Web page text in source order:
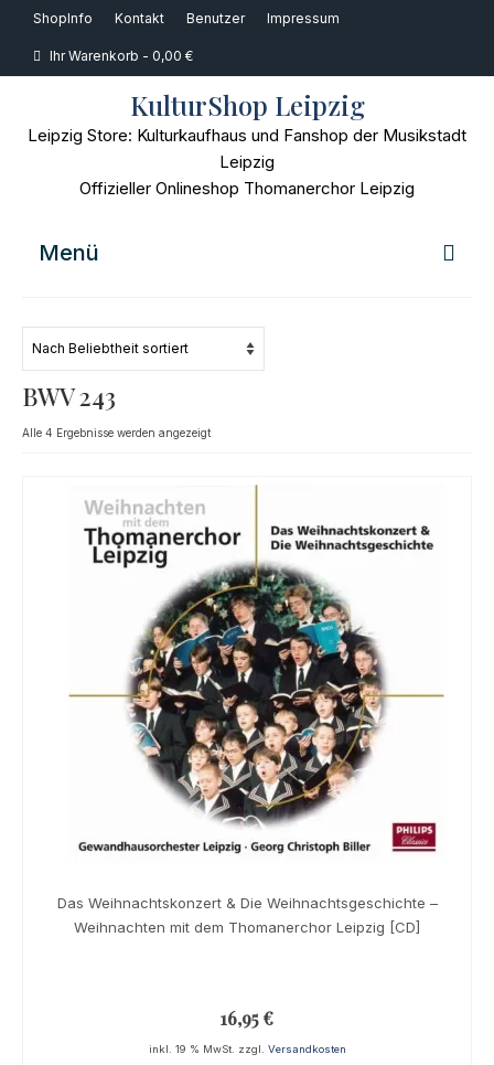
ShopInfo Kontakt Benutzer Impressum
Ihr Warenkorb - 0,00 €
KulturShop Leipzig
Leipzig Store: Kulturkaufhaus und Fanshop der Musikstadt
Leipzig
Offizieller Onlineshop Thomanerchor Leipzig
Menü
Musik
Bücher
Souvenir
KidsStore
BWV 243
Alle 4 Ergebnisse werden angezeigtNach
Das Weihnachtskonzert & Die Weihnachtsgeschichte –
Weihnachten mit dem Thomanerchor Leipzig [CD]
16,95€
inkl. 19 % MwSt. zzgl. Versandkosten